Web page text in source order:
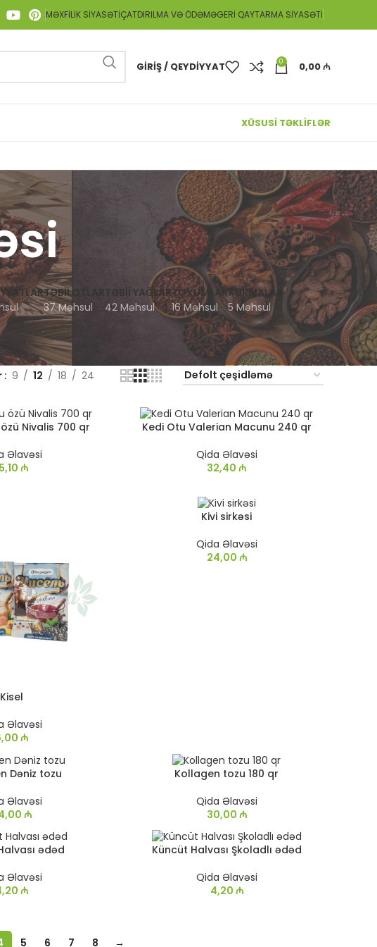
MƏXFILIK SIYASƏTIÇATDIRILMA VƏ ÖDƏMƏGERI QAYTARMA SIYASƏTI
GIRIŞ / QEYDIYYAT 0 0,00₼
XÜSUSİ TƏKLİFLƏR
TƏBII OTLAR
37 Məhsul
TƏBII YAĞLAR
42 Məhsul
TOXUMLAR
16 Məhsul
XURMALAR
5 Məhsul
9 12 18 24
Nivalis 700 qr
Əlavəsi
₼
Kedi Otu Valerian Macunu 240 qr
Qida Əlavəsi
32,40₼
Kisel
Əlavəsi
₼
Kivi sirkəsi
Qida Əlavəsi
24,00 ₼
Dəniz tozu
Əlavəsi
₼
Kollagen tozu 180 qr
Qida Əlavəsi
30,00 ₼
ədəd
Əlavəsi
₼
Küncüt Halvası Şkoladlı ədəd
Qida Əlavəsi
4,20 ₼
5 6 7 8 →